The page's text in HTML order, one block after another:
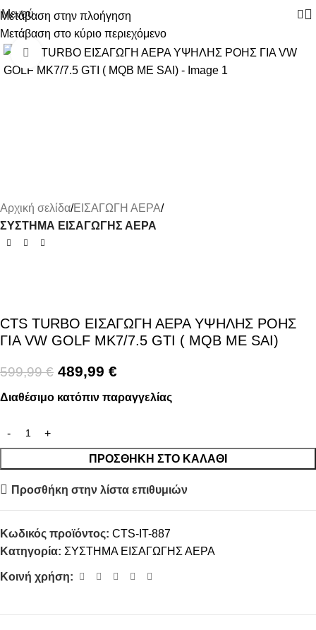
Μετάβαση στην πλοήγηση
Μετάβαση στο κύριο περιεχόμενο
Μενού
-18%
Κάντε κλικ για μεγέθυνση
Αρχική σελίδα ΕΙΣΑΓΩΓΗ ΑΕΡΑ
ΣΥΣΤΗΜΑ ΕΙΣΑΓΩΓΗΣ ΑΕΡΑ
CTS TURBO ΕΙΣΑΓΩΓΗ ΑΕΡΑ ΥΨΗΛΗΣ ΡΟΗΣ
ΓΙΑ VW GOLF MK7/7.5 GTI ( MQB ΜΕ SAI)
599,99€ 489,99 €
Διαθέσιμο κατόπιν παραγγελίας
ΠΡΟΣΘΉΚΗ ΣΤΟ ΚΑΛΆΘΙ
Προσθήκη στην λίστα επιθυμιών
Κωδικός προϊόντος: CTS-IT-887
Κατηγορία: ΣΥΣΤΗΜΑ ΕΙΣΑΓΩΓΗΣ ΑΕΡΑ
Κοινή χρήση: